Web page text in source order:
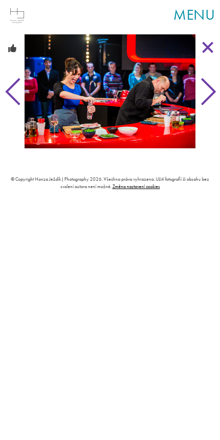
MENU
© Copyright Honza Ježdík | Photography 2026. Všechna práva vyhrazena. Užití fotografií či obsahu bez
svolení autora není možné.Změna nastavení cookies